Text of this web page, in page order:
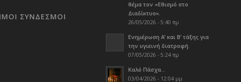
ΣΥΝΔΕΣΜΟΙ
θέμα τον «Εθισμό στο
Διαδίκτυο».
26/05/2026 - 5:40 πμ
Ενημέρωση Α’ και Β’ τάξης για
την υγιεινή διατροφή.
07/05/2026 - 5:24 πμ
Καλό Πάσχα…
03/04/2026 - 12:04 μμ